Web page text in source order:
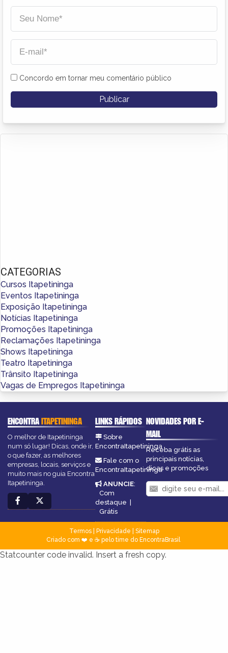
Concordo em tornar meu comentário público
CATEGORIAS
Cursos Itapetininga
Eventos Itapetininga
Exposição Itapetininga
Notícias Itapetininga
Promoções Itapetininga
Reclamações Itapetininga
Shows Itapetininga
Teatro Itapetininga
Trânsito Itapetininga
Vagas de Empregos Itapetininga
ENCONTRAITAPETININGA
O melhor de Itapetininga
num só lugar! Dicas, onde ir,
o que fazer, as melhores
empresas, locais, serviços e
muito mais no guia Encontra
Itapetininga.
LINKS RÁPIDOS
Sobre
EncontraItapetininga
Fale com o
EncontraItapetininga
ANUNCIE:
Com
destaque
Grátis
NOVIDADES POR E-
MAIL
Receba grátis as
principais notícias,
dicas e promoções
Termos| Privacidade
Sitemap
Criado com ❤️ e ☕ pelo time do EncontraBrasil
Statcounter code invalid. Insert a fresh copy.